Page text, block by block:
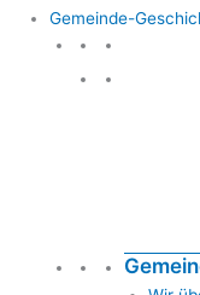
Gemeinde-